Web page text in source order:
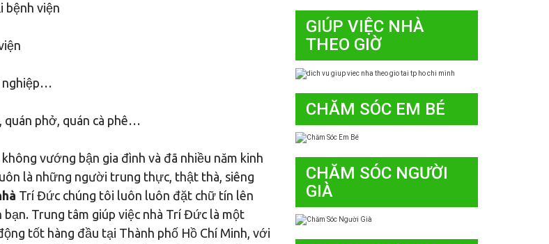
bệnh viện
nghiệp…
quán phở, quán cà phê…
vướng bận gia đình và đã nhiều năm kinh
là những người trung thực, thật thà, siêng
Trí Đức chúng tôi luôn luôn đặt chữ tín lên
Trung tâm giúp việc nhà Trí Đức là một
tốt hàng đầu tại Thành phố Hồ Chí Minh, với
GIÚP VIỆC NHÀ
THEO GIỜ
CHĂM SÓC EM BÉ
CHĂM SÓC NGƯỜI
GIÀ